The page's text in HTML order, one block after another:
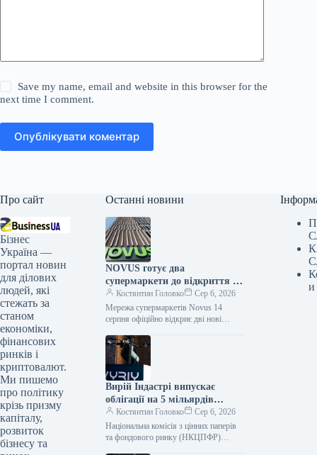
Save my name, email and website in this browser for the
next time I comment.
Опублікувати коментар
Про сайт
Бізнес
Україна —
портал новин
для ділових
людей, які
стежать за
станом
економіки,
фінансових
ринків і
криптовалют.
Ми пишемо
про політику
крізь призму
капіталу,
розвиток
бізнесу та
Останні новини
NOVUS готує два
супермаркети до відкриття у
Львові
Костянтин Головко
Сер 6, 2026
Мережа супермаркетів Novus 14
серпня офіційно відкриє дві нові
Червоної Калини, 60 та на вулиці…
Вирій Індастрі випускає
облігації на 5 мільярдів
гривень
Костянтин Головко
Сер 6, 2026
Національна комісія з цінних паперів
та фондового ринку (НКЦПФР)
и